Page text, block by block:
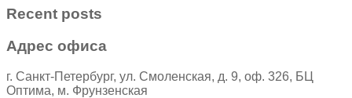
Recent posts
Адрес офиса
г. Санкт-Петербург, ул. Смоленская, д. 9, оф. 326, БЦ
Оптима, м. Фрунзенская